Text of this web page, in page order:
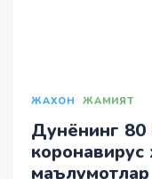
ЖАХОН ЖАМИЯТ
Дунёнинг 80
коронавирус
маълумотлар